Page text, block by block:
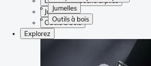
Jumelles
Outils à bois
Jumelles
Outils à bois
Explorez